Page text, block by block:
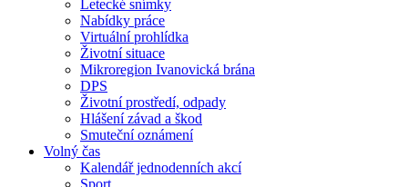
Letecké snímky
Nabídky práce
Virtuální prohlídka
Životní situace
Mikroregion Ivanovická brána
DPS
Životní prostředí, odpady
Hlášení závad a škod
Smuteční oznámení
Volný čas
Kalendář jednodenních akcí
Sport